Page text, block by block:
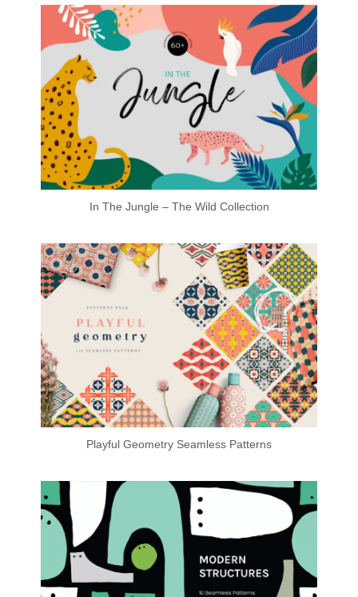
In The Jungle – The Wild Collection
Playful Geometry Seamless Patterns